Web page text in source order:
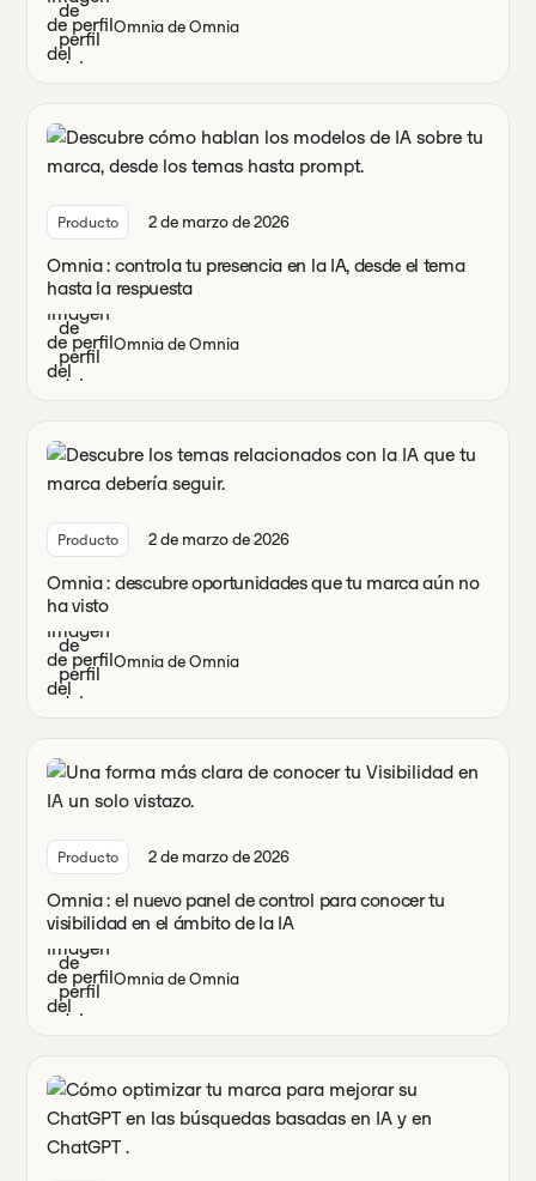
Omnia de Omnia
Producto 2 de marzo de 2026
Omnia : controla tu presencia en la IA, desde el tema
hasta la respuesta
Omnia de Omnia
Producto 2 de marzo de 2026
Omnia : descubre oportunidades que tu marca aún no
ha visto
Omnia de Omnia
Producto 2 de marzo de 2026
Omnia : el nuevo panel de control para conocer tu
visibilidad en el ámbito de la IA
Omnia de Omnia